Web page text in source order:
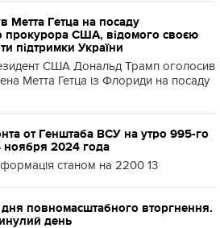
Метта Гетца на посаду
прокурора США, відомого своєю
підтримки України
США Дональд Трамп оголосив
Метта Гетца із Флориди на посаду
от Генштаба ВСУ на утро 995-го
2024 года
станом на 2200 13
повномасштабного вторгнення.
день